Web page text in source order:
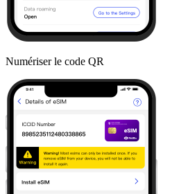
Numériser le code QR